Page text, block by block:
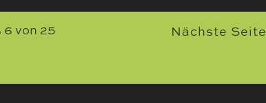
6 von 25 Nächste Seite